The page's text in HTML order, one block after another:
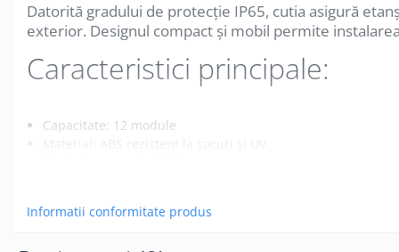
Fotovoltaice
Intrerupatoarea industriale
Sisteme de impamantare -
Datorită gradului de protecție IP65, cutia asigură
exterior. Designul compact și mobil permite
Caracteristici principale:
Capacitate: 12 module
Potrivită pentru utilizare în medii industriale și exterioare
Informatii conformitate produs